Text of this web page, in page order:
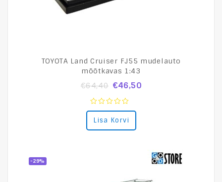
TOYOTA Land Cruiser FJ55 mudelauto
mõõtkavas 1:43
€64,40 €46,50
0
out
of
Lisa Korvi
-29%